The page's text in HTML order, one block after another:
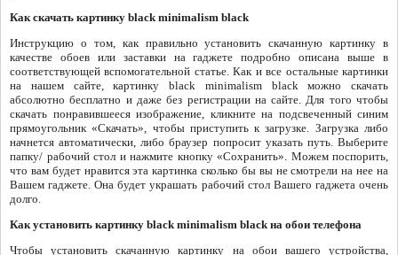
Как скачать картинку black minimalism black
Инструкцию о том, как правильно установить скачанную картинку в
качестве обоев или заставки на гаджете подробно описана выше в
соответствующей вспомогательной статье. Как и все остальные картинки
на нашем сайте, картинку black minimalism black можно скачать
абсолютно бесплатно и даже без регистрации на сайте. Для того чтобы
скачать понравившееся изображение, кликните на подсвеченный синим
прямоугольник «Скачать», чтобы приступить к загрузке. Загрузка либо
начнется автоматически, либо браузер попросит указать путь. Выберите
папку/ рабочий стол и нажмите кнопку «Сохранить». Можем поспорить,
что вам будет нравится эта картинка сколько бы вы не смотрели на нее на
Вашем гаджете. Она будет украшать рабочий стол Вашего гаджета очень
долго.
Как установить картинку black minimalism black на обои телефона
Чтобы установить скачанную картинку на обои вашего устройства,